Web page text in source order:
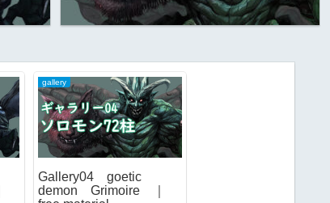
gallery
Gallery04 goetic
demon Grimoire ｜